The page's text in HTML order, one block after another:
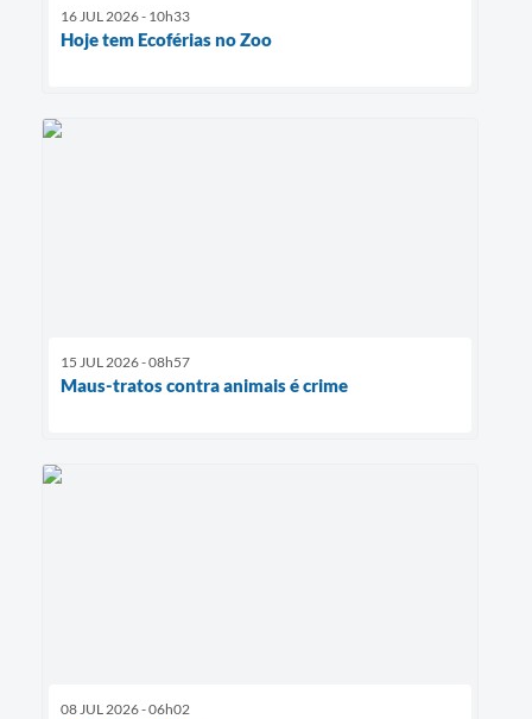
16 JUL 2026 - 10h33
Hoje tem Ecoférias no Zoo
15 JUL 2026 - 08h57
Maus-tratos contra animais é crime
08 JUL 2026 - 06h02